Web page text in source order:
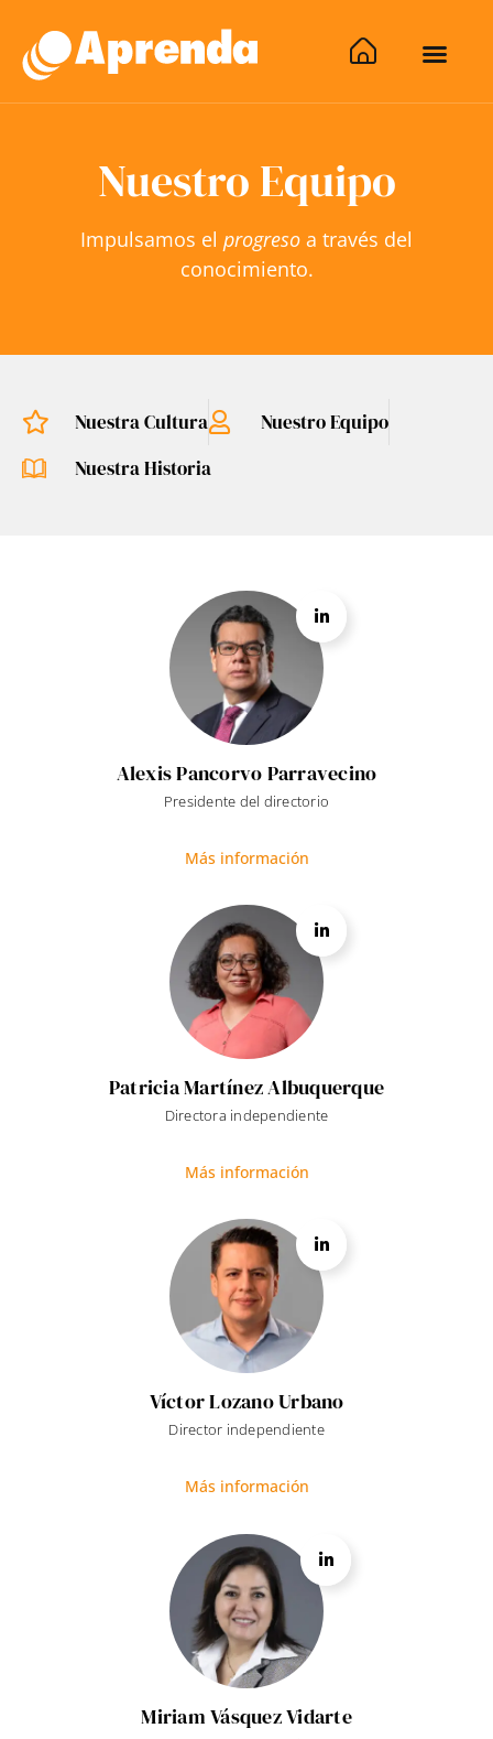
Nuestro Equipo
Impulsamos el progreso a través del
conocimiento.
Nuestra Cultura
Nuestro Equipo
Nuestra Historia
Alexis Pancorvo Parravecino
Presidente del directorio
Más información
Patricia Martínez Albuquerque
Directora independiente
Más información
Víctor Lozano Urbano
Director independiente
Más información
Miriam Vásquez Vidarte